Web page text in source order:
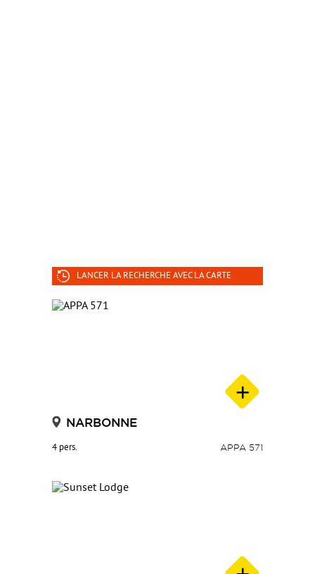
LANCER LA RECHERCHE AVEC LA CARTE
NARBONNE
4 pers. APPA 571